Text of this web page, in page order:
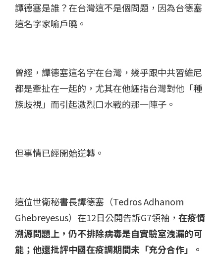
譚德塞是誰？在台灣這不是個問題，因為台德塞
這名字家喻戶曉。
曾經，譚德塞這名字在台灣，幾乎跟中共習維尼
都是牽扯在一起的，尤其在他誣指台灣對他「種
族歧視」而引起激烈口水戰的那一陣子。
但事情已經開始逆轉。
這位世衛秘書長譚德塞（Tedros Adhanom
Ghebreyesus）在12日公開告訴G7領袖， 在疫情
溯源問題上，仍不排除病毒是自實驗室洩漏的可
能；他還批評中國在疫調期間未「充分合作」。